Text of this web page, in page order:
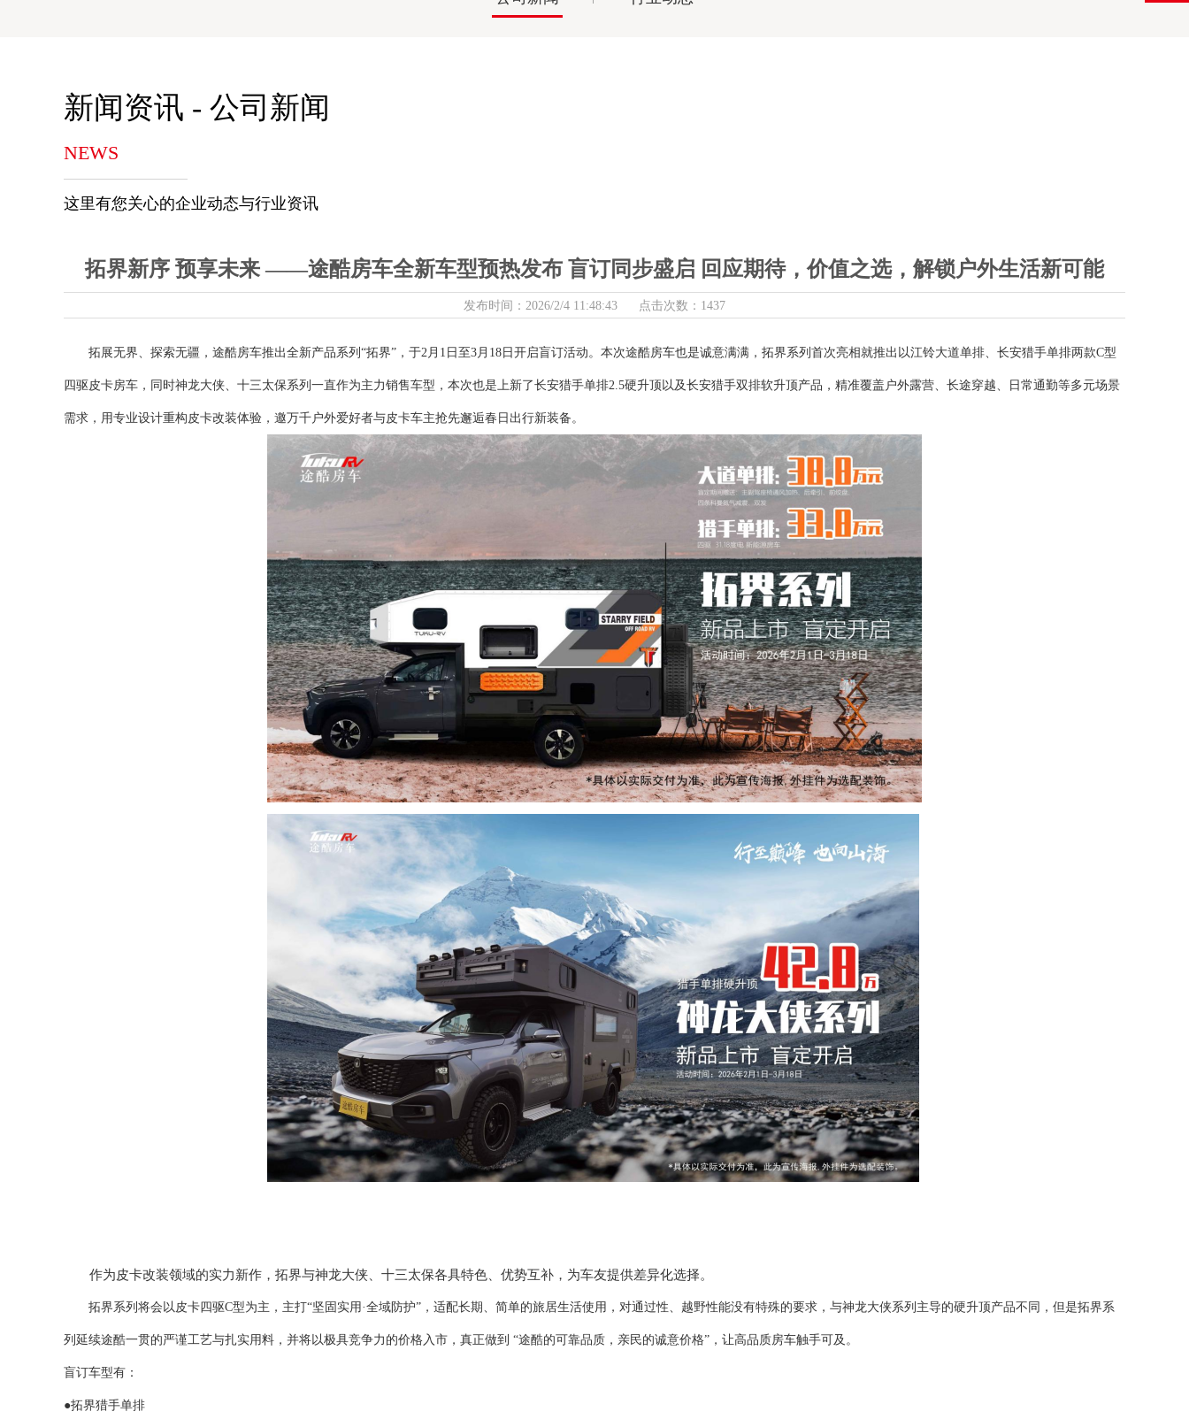
新闻资讯 - 公司新闻
NEWS
这里有您关心的企业动态与行业资讯
拓界新序 预享未来 ——途酷房车全新车型预热发布 盲订同步盛启 回应期待，价值之选，解锁户外生活新可能
发布时间：2026/2/4 11:48:43 点击次数：1437
拓展无界、探索无疆， 途酷房车推出全新产品系列 “拓界” ，于2月1日至3月18日开启盲订活动。 本次途酷房车也是诚意满满 ， 拓界系列首次亮相就推出以江铃大道单排、长安猎手单排两款C型
四驱皮卡房车，同时神龙大侠、十三太保系列一直作为主力销售车型，本次也是上新了长安猎手单排2.5硬升顶以及长安猎手双排软升顶产品， 精准覆盖户外露营、长途穿越、日常通勤等多元场景
需求，用专业设计重构皮卡改装体验，邀万千户外爱好者与皮卡车主抢先邂逅春日出行新装备。
作为皮卡改装领域的实力新作， 拓界与神龙大侠、十三太保各具特色、优势互补，为车友提供差异化选择。
拓界系列将会以皮卡四驱C型为主， 主打“坚固实用·全域防护”，适配长期、简单的旅居生活使用 ， 对通过性、越野性能没有特殊的要求 ， 与神龙大侠系列主导的硬升顶产品不同，但是拓界系
列 延续途酷一贯的严谨工艺与扎实用料， 并将以极具竞争力的价格入市，真正做到 “途酷的可靠品质， 亲民的诚意价格”，让高品质房车触手可及。
盲订车型有：
●拓界猎手单排